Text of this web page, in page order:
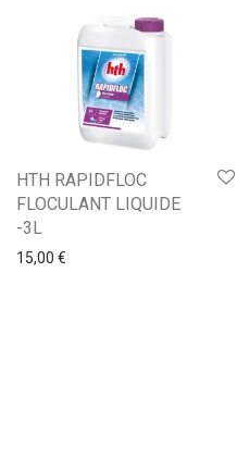
HTH RAPIDFLOC
FLOCULANT LIQUIDE
-3L
15,00 €